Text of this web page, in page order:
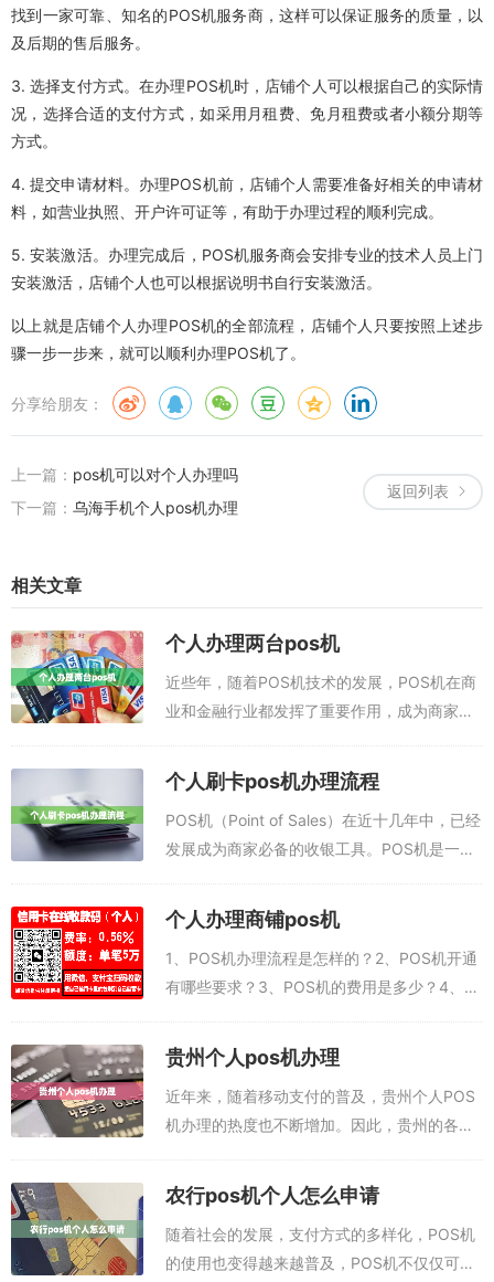
找到一家可靠、知名的POS机服务商，这样可以保证服务的质量，以
及后期的售后服务。
3. 选择支付方式。在办理POS机时，店铺个人可以根据自己的实际情
况，选择合适的支付方式，如采用月租费、免月租费或者小额分期等
方式。
4. 提交申请材料。办理POS机前，店铺个人需要准备好相关的申请材
料，如营业执照、开户许可证等，有助于办理过程的顺利完成。
5. 安装激活。办理完成后，POS机服务商会安排专业的技术人员上门
安装激活，店铺个人也可以根据说明书自行安装激活。
以上就是店铺个人办理POS机的全部流程，店铺个人只要按照上述步
骤一步一步来，就可以顺利办理POS机了。
分享给朋友：
返回列表
上一篇： pos机可以对个人办理吗
下一篇： 乌海手机个人pos机办理
相关文章
个人办理两台pos机
近些年，随着POS机技术的发展，POS机在商
业和金融行业都发挥了重要作用，成为商家必
办理两台POS机，这是一次挑战，我也想把它
做好。办理pos机：加微信办理po...
个人刷卡pos机办理流程
POS机（Point of Sales）在近十几年中，已经
发展成为商家必备的收银工具。POS机是一种
银，从而提升收银的体验。如果你想要办理个
人刷卡POS机，那么...
个人办理商铺pos机
1、POS机办理流程是怎样的？2、POS机开通
有哪些要求？3、POS机的费用是多少？4、
用故障，需要怎么处理？有许多商户在使用
POS机进行收银，而且POS机...
贵州个人pos机办理
近年来，随着移动支付的普及，贵州个人POS
机办理的热度也不断增加。因此，贵州的各地
当地居民的支付需求。手机在线免费申请pos
机，邮寄到家，可以刷自己的信用卡，提...
农行pos机个人怎么申请
随着社会的发展，支付方式的多样化，POS机
的使用也变得越来越普及，POS机不仅仅可以